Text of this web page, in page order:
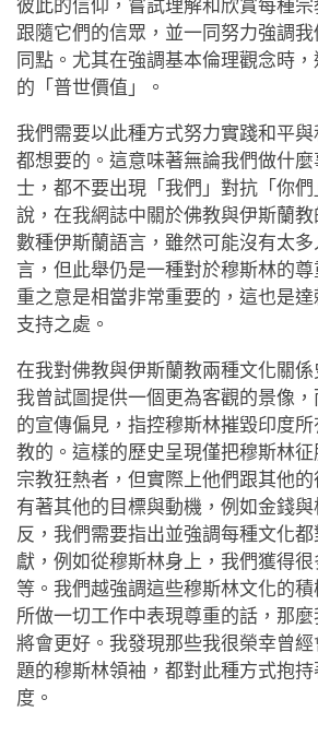
彼此的信仰，嘗試理解和欣賞每種
跟隨它們的信眾，並一同努力強調
同點。尤其在強調基本倫理觀念時
的「普世價值」。
我們需要以此種方式努力實踐和平
都想要的。這意味著無論我們做什
士，都不要出現「我們」對抗「你
說，在我網誌中關於佛教與伊斯蘭
數種伊斯蘭語言，雖然可能沒有太
言，但此舉仍是一種對於穆斯林的
重之意是相當非常重要的，這也是
支持之處。
在我對佛教與伊斯蘭教兩種文化關係
我曾試圖提供一個更為客觀的景像
的宣傳偏見，指控穆斯林摧毀印度
教的。這樣的歷史呈現僅把穆斯林
宗教狂熱者，但實際上他們跟其他
有著其他的目標與動機，例如金錢
反，我們需要指出並強調每種文化
獻，例如從穆斯林身上，我們獲得
等。我們越強調這些穆斯林文化的
所做一切工作中表現尊重的話，那
將會更好。我發現那些我很榮幸曾
題的穆斯林領袖，都對此種方式抱
度。